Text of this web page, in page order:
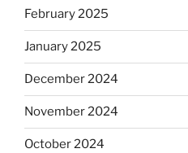
February 2025
January 2025
December 2024
November 2024
October 2024